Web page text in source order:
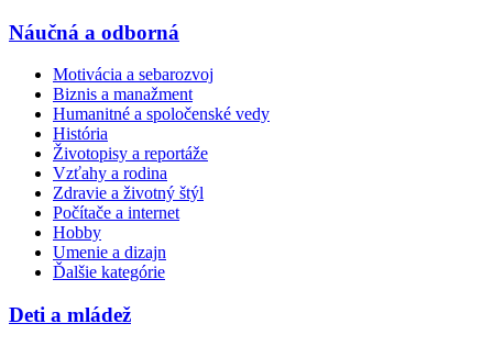
Náučná a odborná
Motivácia a sebarozvoj
Biznis a manažment
Humanitné a spoločenské vedy
História
Životopisy a reportáže
Vzťahy a rodina
Zdravie a životný štýl
Počítače a internet
Hobby
Umenie a dizajn
Ďalšie kategórie
Deti a mládež